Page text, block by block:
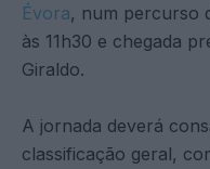
Évora, num percurso
às 11h30 e chegada
Giraldo.
A jornada deverá
classificação geral,